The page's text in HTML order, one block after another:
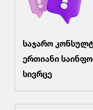
საჯარო
ერთიანი
სივრცე